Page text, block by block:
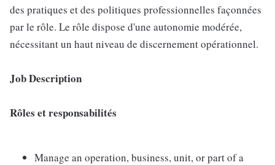
des pratiques et des politiques professionnelles façonnées
par le rôle. Le rôle dispose d'une autonomie modérée,
nécessitant un haut niveau de discernement opérationnel.
Job Description
Rôles et responsabilités
Manage an operation, business, unit, or part of a